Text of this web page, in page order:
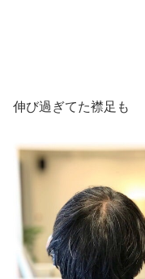
伸び過ぎてた襟足も